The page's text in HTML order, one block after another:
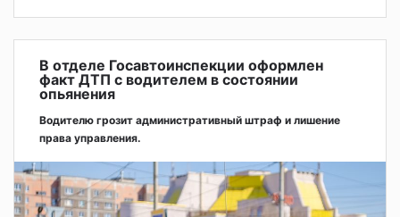
В отделе Госавтоинспекции оформлен
факт ДТП с водителем в состоянии
опьянения
Водителю грозит административный штраф и лишение
права управления.